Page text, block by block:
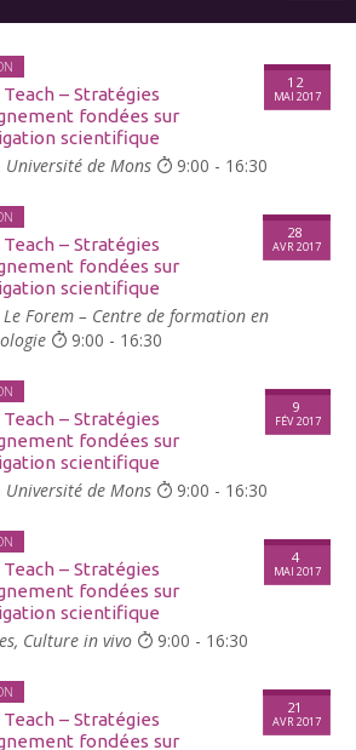
Teach – Stratégies
fondées sur
scientifique
12
MAI 2017
Université de Mons 9:00 - 16:30
Teach – Stratégies
fondées sur
scientifique
28
AVR 2017
Le Forem – Centre de formation en
9:00 - 16:30
Teach – Stratégies
fondées sur
scientifique
9
FÉV 2017
Université de Mons 9:00 - 16:30
Teach – Stratégies
fondées sur
scientifique
4
MAI 2017
Culture in vivo 9:00 - 16:30
Teach – Stratégies
fondées sur
21
AVR 2017